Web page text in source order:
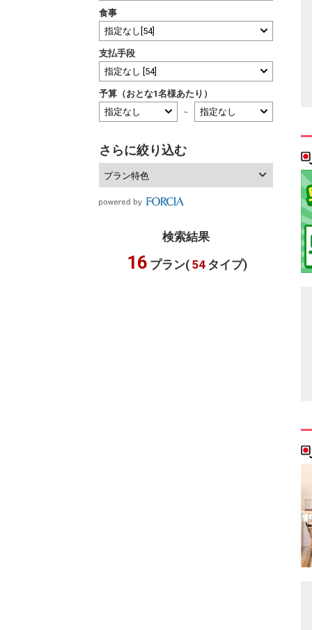
食事
支払手段
予算（おとな1名様あたり）
～
さらに絞り込む
プラン特色
検索結果
16 プラン( 54 タイプ)